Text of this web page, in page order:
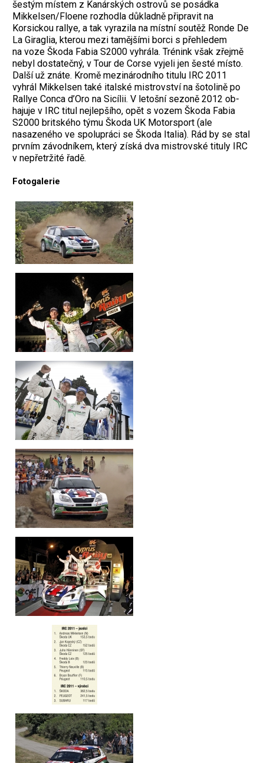
šestým místem z Kanárských ostrovů se posádka
Mikkelsen/Floene ­rozhodla důkladně připravit na
Korsickou rallye, a tak vyrazila na místní soutěž Ronde De
La Giraglia, kterou mezi tamějšími borci s přehledem
na voze Škoda Fabia S2000 vyhrála. Trénink však zřejmě
nebyl dostatečný, v Tour de Corse vyjeli jen šesté místo.
Další už znáte. Kromě mezinárodního titulu IRC 2011
vyhrál Mikkelsen také italské mistrovství na šotolině po
Rallye Conca ­d’Oro na Sicílii. V letošní sezoně 2012 ob­
hajuje v IRC titul nejlepšího, opět s vozem Škoda Fabia
S2000 britského týmu Škoda UK Motorsport (ale
nasazeného ve spolupráci se Škoda Italia). Rád by se stal
prvním závodníkem, který získá dva mistrovské ­tituly IRC
v nepřetržité řadě.
Fotogalerie